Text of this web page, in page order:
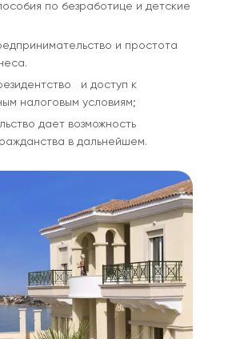
по безработице и детские
и простота
и доступ к
налоговым условиям;
дает возможность
в дальнейшем.